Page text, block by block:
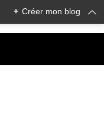
+ Créer mon blog